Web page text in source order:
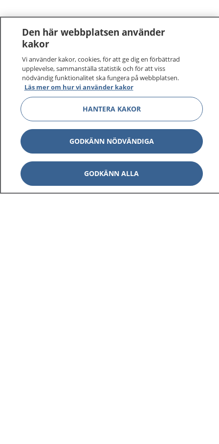
1177–tryggt om din hälsa och vård
På 1177.se får du råd om hälsa och information om
Den här webbplatsen använder
kakor
Vi använder kakor, cookies, för att ge dig en förbättrad
upplevelse, sammanställa statistik och för att viss
nödvändig funktionalitet ska fungera på webbplatsen.
Läs mer om hur vi använder kakor
HANTERA KAKOR
GODKÄNN NÖDVÄNDIGA
GODKÄNN ALLA